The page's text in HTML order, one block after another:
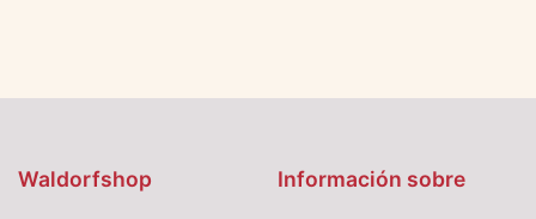
Waldorfshop Información sobre